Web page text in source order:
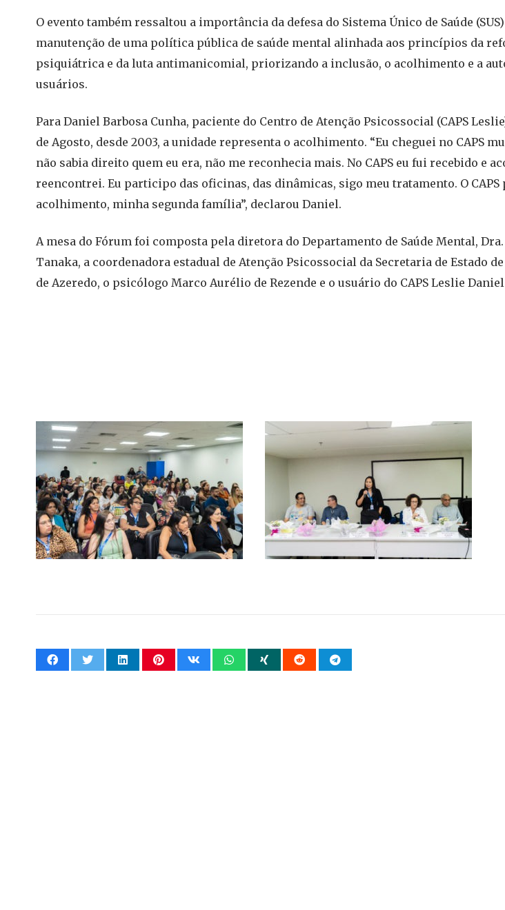
O evento também ressaltou a importância da defesa do Sistema Único de Saúde
manutenção de uma política pública de saúde mental alinhada aos princípios da
psiquiátrica e da luta antimanicomial, priorizando a inclusão, o acolhimento e a
usuários.
Para Daniel Barbosa Cunha, paciente do Centro de Atenção Psicossocial (CAPS
de Agosto, desde 2003, a unidade representa o acolhimento. “Eu cheguei no CAPS
não sabia direito quem eu era, não me reconhecia mais. No CAPS eu fui recebido e
reencontrei. Eu participo das oficinas, das dinâmicas, sigo meu tratamento. O CAPS
acolhimento, minha segunda família”, declarou Daniel.
A mesa do Fórum foi composta pela diretora do Departamento de Saúde Mental,
Tanaka, a coordenadora estadual de Atenção Psicossocial da Secretaria de Estado de
de Azeredo, o psicólogo Marco Aurélio de Rezende e o usuário do CAPS Leslie